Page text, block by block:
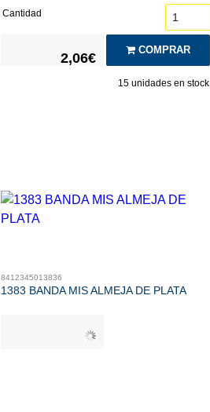
Cantidad
2,06€
COMPRAR
15unidades en stock
8412345013836
1383 BANDA MIS ALMEJA DE PLATA